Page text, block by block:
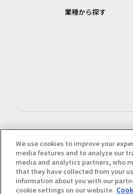
業種から探す
Copyright(C) All Right Reserved.
We use cookies to improve your
media features and to analyze our
media and analytics partners, who
that they have collected from your
information about you with our
cookie settings on our website.